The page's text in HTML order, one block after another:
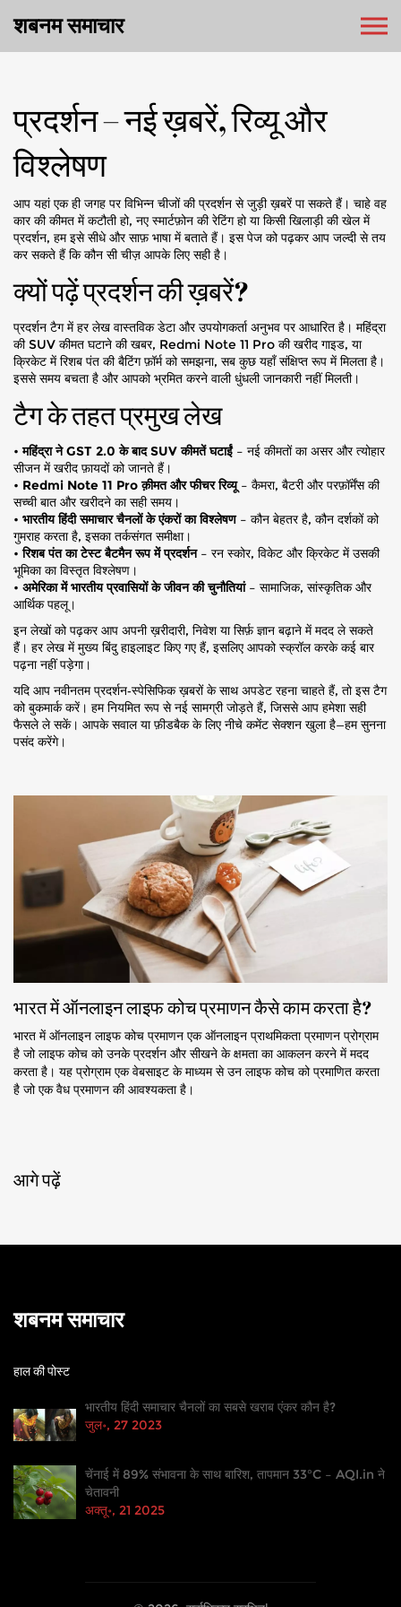
शबनम समाचार
प्रदर्शन – नई ख़बरें, रिव्यू और
विश्लेषण
आप यहां एक ही जगह पर विभिन्न चीजों की प्रदर्शन से जुड़ी ख़बरें पा सकते हैं। चाहे वह
कार की कीमत में कटौती हो, नए स्मार्टफ़ोन की रेटिंग हो या किसी खिलाड़ी की खेल में
प्रदर्शन, हम इसे सीधे और साफ़ भाषा में बताते हैं। इस पेज को पढ़कर आप जल्दी से तय
कर सकते हैं कि कौन सी चीज़ आपके लिए सही है।
क्यों पढ़ें प्रदर्शन की ख़बरें?
प्रदर्शन टैग में हर लेख वास्तविक डेटा और उपयोगकर्ता अनुभव पर आधारित है। महिंद्रा
की SUV कीमत घटाने की खबर, Redmi Note 11 Pro की खरीद गाइड, या
क्रिकेट में रिशब पंत की बैटिंग फ़ॉर्म को समझना, सब कुछ यहाँ संक्षिप्त रूप में मिलता है।
इससे समय बचता है और आपको भ्रमित करने वाली धुंधली जानकारी नहीं मिलती।
टैग के तहत प्रमुख लेख
•महिंद्रा ने GST 2.0 के बाद SUV कीमतें घटाईं– नई कीमतों का असर और त्योहार
सीजन में खरीद फ़ायदों को जानते हैं।
• Redmi Note 11 Pro क़ीमत और फीचर रिव्यू– कैमरा, बैटरी और परफ़ॉर्मेंस की
सच्ची बात और खरीदने का सही समय।
• भारतीय हिंदी समाचार चैनलों के एंकरों का विश्लेषण– कौन बेहतर है, कौन दर्शकों को
गुमराह करता है, इसका तर्कसंगत समीक्षा।
•रिशब पंत का टेस्ट बैटमैन रूप में प्रदर्शन– रन स्कोर, विकेट और क्रिकेट में उसकी
भूमिका का विस्तृत विश्लेषण।
• अमेरिका में भारतीय प्रवासियों के जीवन की चुनौतियां– सामाजिक, सांस्कृतिक और
आर्थिक पहलू।
इन लेखों को पढ़कर आप अपनी ख़रीदारी, निवेश या सिर्फ़ ज्ञान बढ़ाने में मदद ले सकते
हैं। हर लेख में मुख्य बिंदु हाइलाइट किए गए हैं, इसलिए आपको स्क्रॉल करके कई बार
पढ़ना नहीं पड़ेगा।
यदि आप नवीनतम प्रदर्शन‑स्पेसिफिक ख़बरों के साथ अपडेट रहना चाहते हैं, तो इस टैग
को बुकमार्क करें। हम नियमित रूप से नई सामग्री जोड़ते हैं, जिससे आप हमेशा सही
फैसले ले सकें। आपके सवाल या फ़ीडबैक के लिए नीचे कमेंट सेक्शन खुला है—हम सुनना
पसंद करेंगे।
भारत में ऑनलाइन लाइफ कोच प्रमाणन कैसे काम करता है?
भारत में ऑनलाइन लाइफ कोच प्रमाणन एक ऑनलाइन प्राथमिकता प्रमाणन प्रोग्राम
है जो लाइफ कोच को उनके प्रदर्शन और सीखने के क्षमता का आकलन करने में मदद
करता है। यह प्रोग्राम एक वेबसाइट के माध्यम से उन लाइफ कोच को प्रमाणित करता
है जो एक वैध प्रमाणन की आवश्यकता है।
आगे पढ़ें
शबनम समाचार
हाल की पोस्ट
भारतीय हिंदी समाचार चैनलों का सबसे खराब एंकर कौन है?
जुल॰, 27 2023
चेंनाई में 89% संभावना के साथ बारिश, तापमान 33°C – AQI.in ने
चेतावनी
अक्तू॰, 21 2025